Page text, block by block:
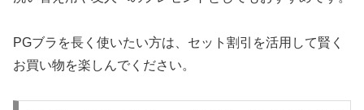
PGブラを長く使いたい方は、セット割引を活用して賢く
お買い物を楽しんでください。